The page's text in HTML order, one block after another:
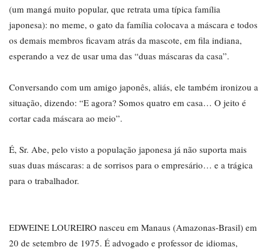
(um mangá muito popular, que retrata uma típica família
japonesa): no meme, o gato da família colocava a máscara e todos
os demais membros ficavam atrás da mascote, em fila indiana,
esperando a vez de usar uma das “duas máscaras da casa”.
Conversando com um amigo japonês, aliás, ele também ironizou a
situação, dizendo: “E agora? Somos quatro em casa… O jeito é
cortar cada máscara ao meio”.
É, Sr. Abe, pelo visto a população japonesa já não suporta mais
suas duas máscaras: a de sorrisos para o empresário… e a trágica
para o trabalhador.
EDWEINE LOUREIRO nasceu em Manaus (Amazonas-Brasil) em
20 de setembro de 1975. É advogado e professor de idiomas,